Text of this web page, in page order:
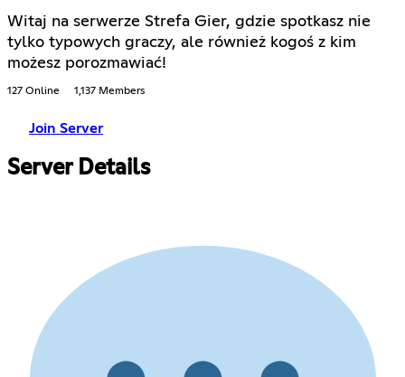
Witaj na serwerze Strefa Gier, gdzie spotkasz nie
tylko typowych graczy, ale również kogoś z kim
możesz porozmawiać!
127 Online 1,137 Members
Join Server
Server Details